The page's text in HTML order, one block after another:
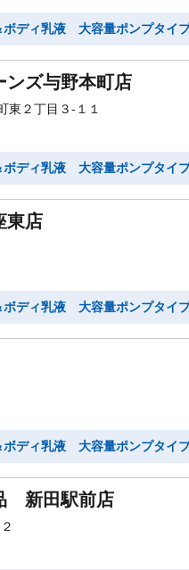
ディ乳液 大容量ポンプタイ
ンズ与野本町店
東２丁目３-１１
ディ乳液 大容量ポンプタイ
東店
ディ乳液 大容量ポンプタイ
ディ乳液 大容量ポンプタイ
新田駅前店